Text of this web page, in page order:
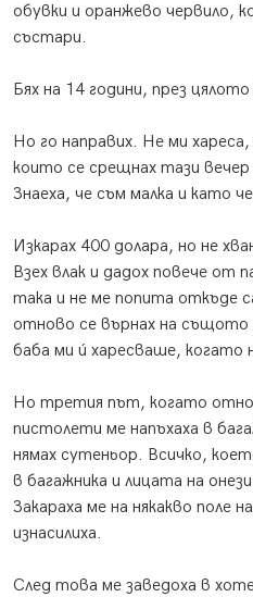
обувки и оранжево червило,
състари.
Бях на 14 години, през цялото
Но го направих. Не ми
които се срещнах тази вечер
Знаеха, че съм малка и като
Изкарах 400 долара, но не
Взех влак и дадох повече от
така и не ме попита откъде
отново се върнах на същото
баба ми ú харесваше, когато
Но третия път, когато
пистолети ме напъхаха в
нямах сутеньор. Всичко,
в багажника и лицата на
Закараха ме на някакво поле
изнасилиха.
След това ме заведоха в